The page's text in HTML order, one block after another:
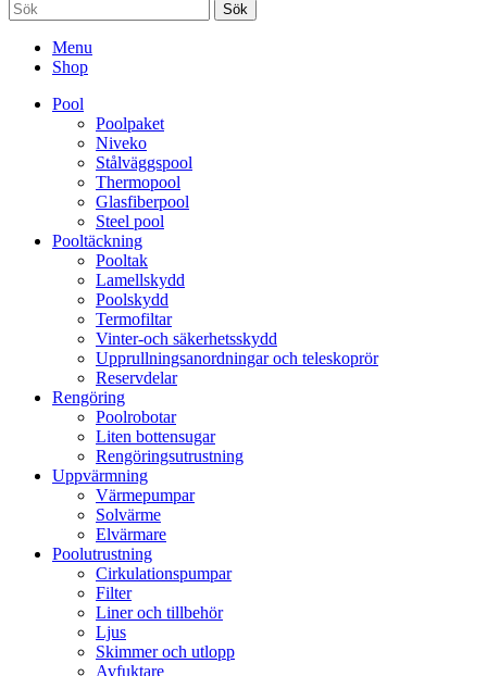
Sök
Menu
Shop
Pool
Poolpaket
Niveko
Stålväggspool
Thermopool
Glasfiberpool
Steel pool
Pooltäckning
Pooltak
Lamellskydd
Poolskydd
Termofiltar
Vinter-och säkerhetsskydd
Upprullningsanordningar och teleskoprör
Reservdelar
Rengöring
Poolrobotar
Liten bottensugar
Rengöringsutrustning
Uppvärmning
Värmepumpar
Solvärme
Elvärmare
Poolutrustning
Cirkulationspumpar
Filter
Liner och tillbehör
Ljus
Skimmer och utlopp
Avfuktare